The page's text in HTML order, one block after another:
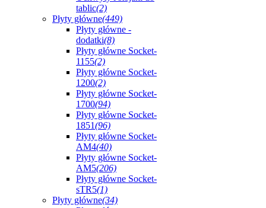
tablic(2)
Płyty główne(449)
Płyty główne -
dodatki(8)
Płyty główne Socket-
1155(2)
Płyty główne Socket-
1200(2)
Płyty główne Socket-
1700(94)
Płyty główne Socket-
1851(96)
Płyty główne Socket-
AM4(40)
Płyty główne Socket-
AM5(206)
Płyty główne Socket-
sTR5(1)
Płyty główne(34)